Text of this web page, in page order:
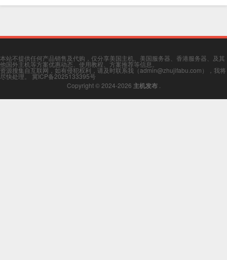
本站不提供任何产品销售及代购，仅分享美国主机、美国服务器、香港服务器、及其
他国外主机等方案优惠动态、使用教程、方案推荐等信息。
资源搜集自互联网，如有侵犯权利，请及时联系我（admin@zhujifabu.com），我将
尽快处理。冀ICP备2025133395号
Copyright © 2024-2026 主机发布.